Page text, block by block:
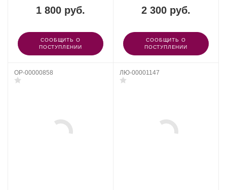
1 800 руб.
СООБЩИТЬ О
ПОСТУПЛЕНИИ
2 300 руб.
СООБЩИТЬ О
ПОСТУПЛЕНИИ
OP-00000858 ЛЮ-00001147